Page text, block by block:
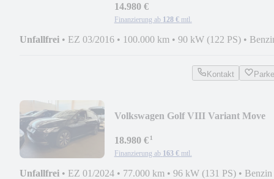
14.980 €
Finanzierung ab 128 € mtl.
Unfallfrei • EZ 03/2016 • 100.000 km • 90 kW (122 PS) •
Kontakt
Volkswagen Golf VIII Variant Move
18.980 €¹
Finanzierung ab 163 € mtl.
Unfallfrei • EZ 01/2024 • 77.000 km • 96 kW (131 PS) • Benzin